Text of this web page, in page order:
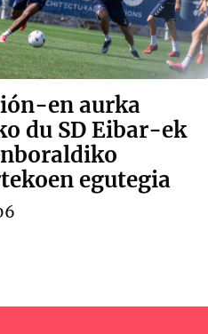
en aurka
du SD Eibar-ek
egutegia